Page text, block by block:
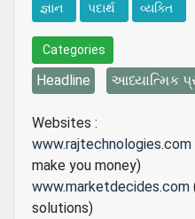
જ્ઞાન પદાર્થ વ્યક્તિ
Categories
Headline આધ્યાત્મિક
Websites :
www.rajtechnologies.com
make you money)
www.marketdecides.com
solutions)